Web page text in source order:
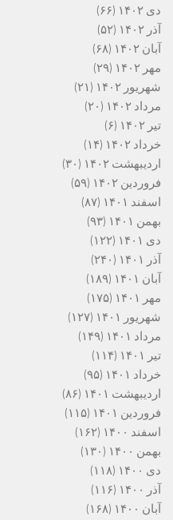
دی ۱۴۰۲
(۶۶)
آذر ۱۴۰۲
(۵۲)
آبان ۱۴۰۲
(۶۸)
مهر ۱۴۰۲
(۲۹)
شهریور ۱۴۰۲
(۲۱)
مرداد ۱۴۰۲
(۲۰)
تیر ۱۴۰۲
(۶)
خرداد ۱۴۰۲
(۱۴)
اردیبهشت ۱۴۰۲
(۳۰)
فروردین ۱۴۰۲
(۵۹)
اسفند ۱۴۰۱
(۸۷)
بهمن ۱۴۰۱
(۹۳)
دی ۱۴۰۱
(۱۲۲)
آذر ۱۴۰۱
(۲۴۰)
آبان ۱۴۰۱
(۱۸۹)
مهر ۱۴۰۱
(۱۷۵)
شهریور ۱۴۰۱
(۱۲۷)
مرداد ۱۴۰۱
(۱۴۹)
تیر ۱۴۰۱
(۱۱۴)
خرداد ۱۴۰۱
(۹۵)
اردیبهشت ۱۴۰۱
(۸۶)
فروردین ۱۴۰۱
(۱۱۵)
اسفند ۱۴۰۰
(۱۶۲)
بهمن ۱۴۰۰
(۱۳۰)
دی ۱۴۰۰
(۱۱۸)
آذر ۱۴۰۰
(۱۱۶)
آبان ۱۴۰۰
(۱۶۸)